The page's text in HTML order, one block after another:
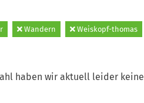
Wandern Weiskopf-thomas
haben wir aktuell leider